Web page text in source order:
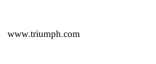
www.triumph.com